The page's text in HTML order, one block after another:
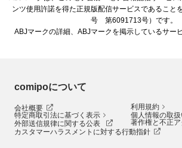
ンツ使用許諾を得た正規版配信サービスであること
号 第6091713号）です。
ABJマークの詳細、ABJマークを掲示しているサー
comipoについて
会社概要
利用規約
特定商取引法に基づく表示
個人情報の取
外部送信規律に関する公表
著作権と不正ア
カスタマーハラスメントに対する行動指針